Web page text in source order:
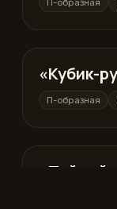
П-образная
П-образная
«Кубик-
П-образная
П-образная
«Тайный